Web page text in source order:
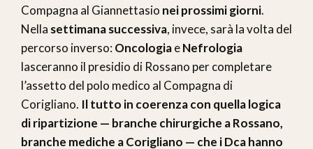
Compagna al Giannettasio nei prossimi giorni.
Nella settimana successiva, invece, sarà la volta del
percorso inverso: OncologiaeNefrologia
lasceranno il presidio di Rossano per completare
l’assetto del polo medico al Compagna di
Corigliano. Il tutto in coerenza con quella logica
di ripartizione — branche chirurgiche a Rossano,
branche mediche a Corigliano — che i Dca hanno